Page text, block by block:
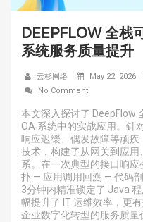
DEEPFLOW 全栈
系统服务质量提升
云杉网络 May 22, 2026
No Comment
本文深入探讨了 DeepFlow
OA 系统中的实战应用。针
响应迟缓、偶发故障等顽
技术，构建了从网关到应
系。在一次典型的接口响
扑 — 应用调用回溯 — 代码
3分钟内精准锁定了 Java
幅提升了 IT 运维效率，更
企业数字化转型的服务质量